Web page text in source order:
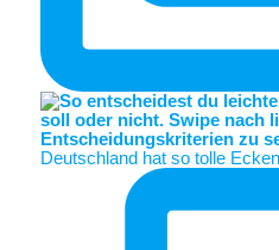
Deutschland hat so tolle